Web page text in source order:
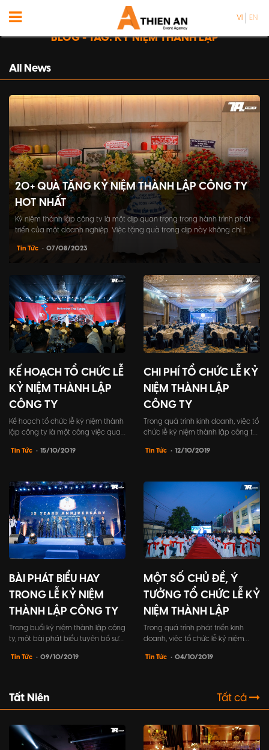
VI EN
BLOG - TAG: KỶ NIỆM THÀNH LẬP
All News
20+ QUÀ TẶNG KỶ NIỆM THÀNH LẬP CÔNG TY
HOT NHẤT
Kỷ niệm thành lập công ty là một dịp quan trọng trong hành trình phát
triển của một doanh nghiệp. Việc tặng quà trong dịp này không chỉ thể
chuyên nghiệp và tinh tế. Do đó, bạn cần lựa chọn quà một cách kỹ
Tin Tức • 07/08/2023
KẾ HOẠCH TỔ CHỨC LỄ
KỶ NIỆM THÀNH LẬP
CÔNG TY
Kế hoạch tổ chức lễ kỷ niệm thành
lập công ty là một công việc quan
và thiết kế sự kiện đòi hỏi sự sắp
được mục đích của công ty.
Tin Tức • 15/10/2019
CHI PHÍ TỔ CHỨC LỄ KỶ
NIỆM THÀNH LẬP
CÔNG TY
Trong quá trình kinh doanh, việc tổ
chức lễ kỷ niệm thành lập công ty
quan trọng để thể hiện sự tri ân
được.
Tin Tức • 12/10/2019
BÀI PHÁT BIỂU HAY
TRONG LỄ KỶ NIỆM
THÀNH LẬP CÔNG TY
Trong buổi kỷ niệm thành lập công
ty, một bài phát biểu tuyên bố sự
bước ngoặt đầy ý nghĩa. Vậy làm
đồng nghiệp và khách mời? Hãy
Tin Tức • 09/10/2019
MỘT SỐ CHỦ ĐỀ, Ý
TƯỞNG TỔ CHỨC LỄ KỶ
NIỆM THÀNH LẬP
Trong quá trình phát triển kinh
doanh, việc tổ chức lễ kỷ niệm
hóa doanh nghiệp phổ biến. Tuy
này sao cho hiệu quả. Bài viết này
Tin Tức • 04/10/2019
Tất Niên Tất cả